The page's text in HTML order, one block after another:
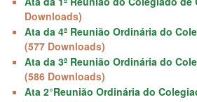
Downloads)
Ata da 4ª Reunião Ordinária do
(577 Downloads)
Ata da 3ª Reunião Ordinária do
(586 Downloads)
Ata 2°Reunião Ordinária do